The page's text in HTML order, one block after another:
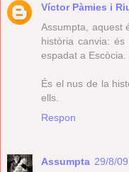
Víctor Pàmies i
Assumpta, aquest
història canvia:
espadat a Escòcia.
És el nus de la
ells.
Respon
Assumpta 29/8/